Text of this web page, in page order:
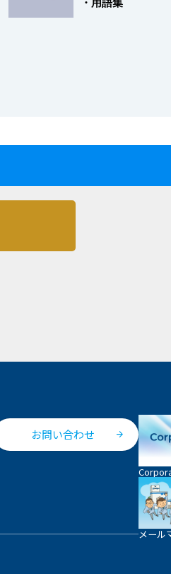
・用語集
お問い合わせ
メール